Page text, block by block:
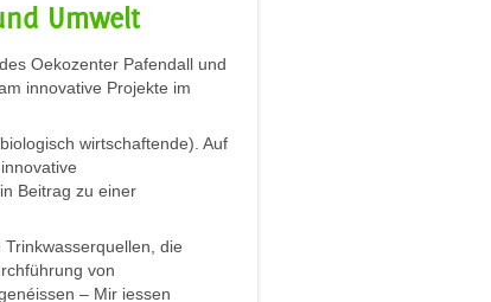
Umwelt
Oekozenter Pafendall und
innovative Projekte im
wirtschaftende). Auf
Beitrag zu einer
die
von
– Mir iessen